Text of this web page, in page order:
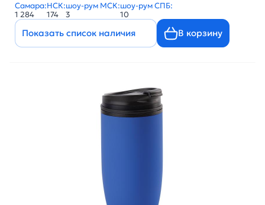
Самара:
1 284
НСК:
174
шоу-рум МСК:
3
шоу-рум СПБ:
10
Показать список наличия В корзину